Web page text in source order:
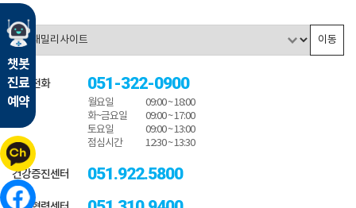
이동
대표전화 051-322-0900
월요일
09:00 ~ 18:00
화~금요일
09:00 ~ 17:00
토요일
09:00 ~ 13:00
점심시간
12:30 ~ 13:30
건강증진센터 051.922.5800
챗봇
진료
예약